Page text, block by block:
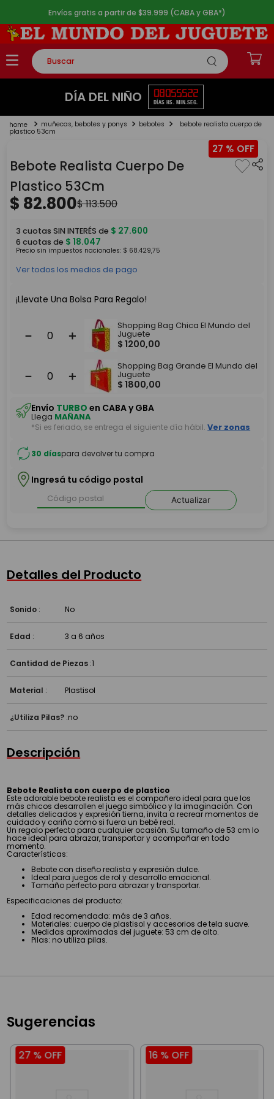
Envíos gratis a partir de $39.999 (CABA y GBA*)
Buscar
TÉRMINOS MÁS BUSCADOS
2.
lego
4.
monopatin
5
toy story
DÍA DEL NIÑO 08
DÍAS
05
HS.
55
MIN.
21
SEG.
muñecas, bebotes y ponys bebotes bebote realista cuerpo de
plastico 53cm
27 %
Bebote Realista Cuerpo De
Plastico 53Cm
$ 82.800$113.500
3 cuotas SIN INTERÉS de $ 27.600
6 cuotas de $ 18.047
Precio sin impuestos nacionales: $ 68.429,75
Ver todos los medios de pago
¡Llevate Una Bolsa Para Regalo!
＋
－
Shopping Bag Chica El Mundo del
Juguete
$ 1200,00
＋
－
Shopping Bag Grande El Mundo del
Juguete
$ 1800,00
Envío TURBO en CABA y GBA
Llega MAÑANA
*Si es feriado, se entrega el siguiente día hábil. Ver zonas
30 díaspara devolver tu compra
Ingresá tu código postal
Actualizar
Detalles del Producto
Sonido : No
Edad : 3 a 6 años
Cantidad de Piezas :1
Material : Plastisol
¿Utiliza Pilas? :no
Descripción
Bebote Realista con cuerpo de plastico
Este adorable bebote realista es el compañero ideal para que los
más chicos desarrollen el juego simbólico y la imaginación. Con
detalles delicados y expresión tierna, invita a recrear momentos de
cuidado y cariño como si fuera un bebé real.
Un regalo perfecto para cualquier ocasión. Su tamaño de 53 cm lo
hace ideal para abrazar, transportar y acompañar en todo
momento.
Características:
Bebote con diseño realista y expresión dulce.
Ideal para juegos de rol y desarrollo emocional.
Tamaño perfecto para abrazar y transportar.
Especificaciones del producto:
Edad recomendada: más de 3 años.
Materiales: cuerpo de plastisol y accesorios de tela suave.
Medidas aproximadas del juguete: 53 cm de alto.
Pilas: no utiliza pilas.
Sugerencias
27 % OFF 16 % OFF